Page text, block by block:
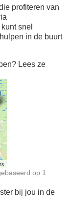
profiteren van
snel
hulpen in de buurt
Lees ze
op 1
bij jou in de